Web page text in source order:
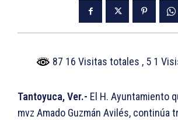
87 16 Visitas totales , 5 1
Tantoyuca, Ver.- El H. Ayuntamiento
mvz Amado Guzmán Avilés, continúa